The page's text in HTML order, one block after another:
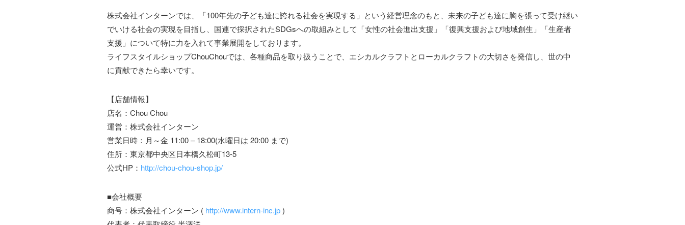
株式会社インターンでは、「100年先の子ども達に誇れる社会を実現する」という経営理念のもと、未来の子ども達に胸を張って受け継い
でいける社会の実現を目指し、国連で採択されたSDGsへの取組みとして「女性の社会進出支援」「復興支援および地域創生」「生産者
支援」について特に力を入れて事業展開をしております。
ライフスタイルショップChouChouでは、各種商品を取り扱うことで、エシカルクラフトとローカルクラフトの大切さを発信し、世の中
に貢献できたら幸いです。
【店舗情報】
店名：Chou Chou
運営：株式会社インターン
営業日時：月～金 11:00 – 18:00(水曜日は 20:00 まで)
住所：東京都中央区日本橋久松町13-5
公式HP： http://chou-chou-shop.jp/
■会社概要
商号：株式会社インターン ( http://www.intern-inc.jp)